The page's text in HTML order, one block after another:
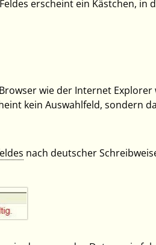
erscheint ein Kästchen, in
wie der Internet
kein Auswahlfeld, sondern
nach deutscher